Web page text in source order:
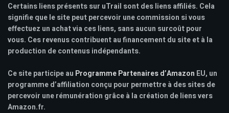
Certains liens présents sur uTrail sont des liens affiliés. Cela
signifie que le site peut percevoir une commission si vous
effectuez un achat via ces liens, sans aucun surcoût pour
vous. Ces revenus contribuent au financement du site et à la
production de contenus indépendants.
Ce site participe au Programme Partenaires d’Amazon EU, un
programme d’affiliation conçu pour permettre à des sites de
percevoir une rémunération grâce à la création de liens vers
Amazon.fr.